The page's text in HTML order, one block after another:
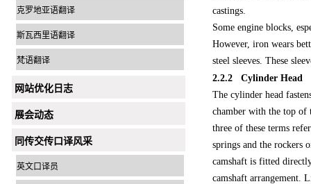
克罗地亚语翻译
斯瓦西里语翻译
梵语翻译
网站优化日志
展会动态
同传交传口译风采
英文口译员
castings.
Some engine blocks,
However, iron wears
steel sleeves. These
2.2.2 Cylinder Head
The cylinder head
chamber with the top of
three of these terms
springs and the rockers
camshaft is fitted
camshaft arrangement.